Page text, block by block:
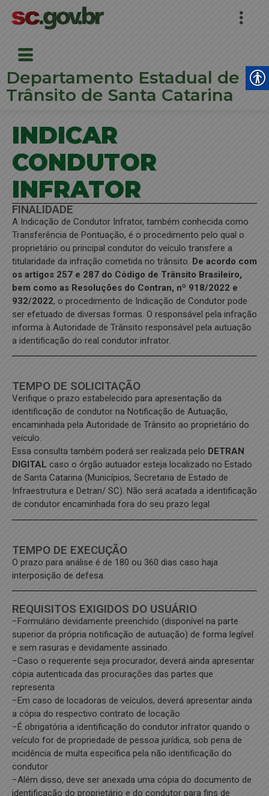
Departamento Estadual de
Trânsito de Santa Catarina
INDICAR
CONDUTOR
INFRATOR
FINALIDADE
A Indicação de Condutor Infrator, também conhecida como
Transferência de Pontuação, é o procedimento pelo qual o
proprietário ou principal condutor do veículo transfere a
titularidade da infração cometida no trânsito. De acordo com
os artigos 257 e 287 do Código de Trânsito Brasileiro,
bem como as Resoluções do Contran, nº 918/2022 e
932/2022, o procedimento de Indicação de Condutor pode
ser efetuado de diversas formas. O responsável pela infração
informa à Autoridade de Trânsito responsável pela autuação
a identificação do real condutor infrator.
TEMPO DE SOLICITAÇÃO
Verifique o prazo estabelecido para apresentação da
identificação de condutor na Notificação de Autuação,
encaminhada pela Autoridade de Trânsito ao proprietário do
veículo.
Essa consulta também poderá ser realizada pelo DETRAN
DIGITAL caso o órgão autuador esteja localizado no Estado
de Santa Catarina (Municípios, Secretaria de Estado de
Infraestrutura e Detran/ SC). Não será acatada a identificação
de condutor encaminhada fora do seu prazo legal
TEMPO DE EXECUÇÃO
O prazo para análise é de 180 ou 360 dias caso haja
interposição de defesa.
REQUISITOS EXIGIDOS DO USUÁRIO
−Formulário devidamente preenchido (disponível na parte
superior da própria notificação de autuação) de forma legível
e sem rasuras e devidamente assinado.
−Caso o requerente seja procurador, deverá ainda apresentar
cópia autenticada das procurações das partes que
representa
−Em caso de locadoras de veículos, deverá apresentar ainda
a cópia do respectivo contrato de locação
−É obrigatória a identificação do condutor infrator quando o
veículo for de propriedade de pessoa jurídica, sob pena de
incidência de multa específica pela não identificação do
condutor
−Além disso, deve ser anexada uma cópia do documento de
identificação do proprietário e do condutor para fins de